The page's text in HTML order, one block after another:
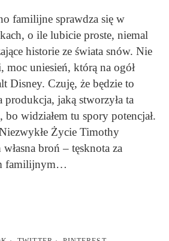
familijne sprawdza się w
o ile lubicie proste, niemal
historie ze świata snów. Nie
moc uniesień, którą na ogół
Disney. Czuję, że będzie to
produkcja, jaką stworzyła ta
widziałem tu spory potencjał.
Życie Timothy
broń – tęsknota za
familijnym…